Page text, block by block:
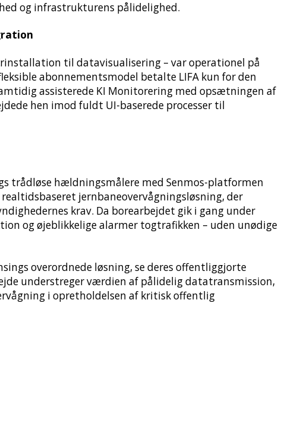
og infrastrukturens pålidelighed.
til datavisualisering – var operationel på
abonnementsmodel betalte LIFA kun for den
assisterede KI Monitorering med opsætningen af
hen imod fuldt UI-baserede processer til
trådløse hældningsmålere med Senmos-platformen
realtidsbaseret jernbaneovervågningsløsning, der
krav. Da borearbejdet gik i gang under
og øjeblikkelige alarmer togtrafikken – uden unødige
overordnede løsning, se deres offentliggjorte
understreger værdien af pålidelig datatransmission,
i opretholdelsen af kritisk offentlig